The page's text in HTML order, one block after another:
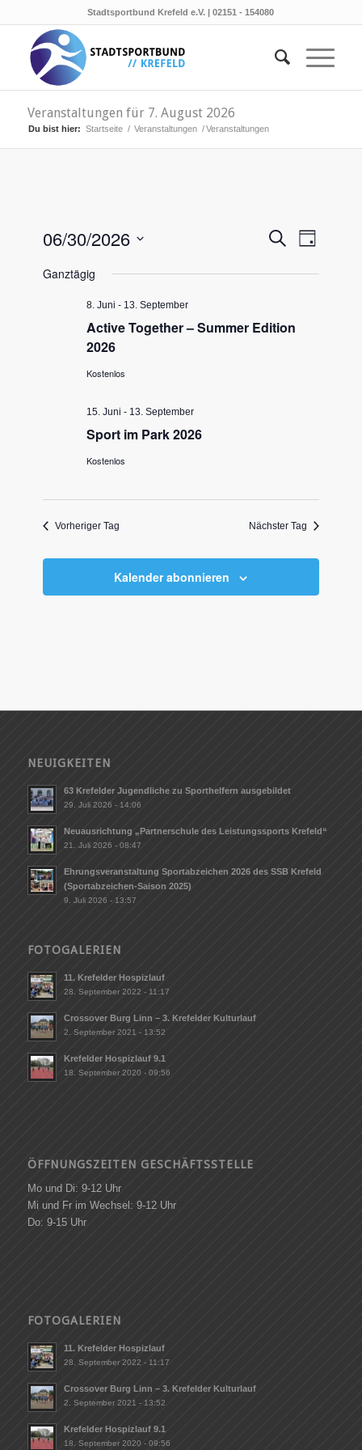
Stadtsportbund Krefeld e.V. | 02151 - 154080
Veranstaltungen für 7. August 2026
Du bist hier: Startseite / Veranstaltungen / Veranstaltungen
Suche
Tag
06/30/2026
wählen.
Ganztägig
8. Juni - 13. September
Active Together – Summer Edition
2026
Kostenlos
15. Juni - 13. September
Sport im Park 2026
Kostenlos
Vorheriger Tag Nächster Tag
Kalender abonnieren
NEUIGKEITEN
63 Krefelder Jugendliche zu Sporthelfern ausgebildet
29. Juli 2026 - 14:06
Neuausrichtung „Partnerschule des Leistungssports Krefeld“
21. Juli 2026 - 08:47
Ehrungsveranstaltung Sportabzeichen 2026 des SSB Krefeld
(Sportabzeichen-Saison 2025)
9. Juli 2026 - 13:57
FOTOGALERIEN
11. Krefelder Hospizlauf
28. September 2022 - 11:17
Crossover Burg Linn – 3. Krefelder Kulturlauf
2. September 2021 - 13:52
Krefelder Hospizlauf 9.1
18. September 2020 - 09:56
ÖFFNUNGSZEITEN GESCHÄFTSSTELLE
Mo und Di: 9-12 Uhr
Mi und Fr im Wechsel: 9-12 Uhr
Do: 9-15 Uhr
FOTOGALERIEN
11. Krefelder Hospizlauf
28. September 2022 - 11:17
Crossover Burg Linn – 3. Krefelder Kulturlauf
2. September 2021 - 13:52
Krefelder Hospizlauf 9.1
18. September 2020 - 09:56